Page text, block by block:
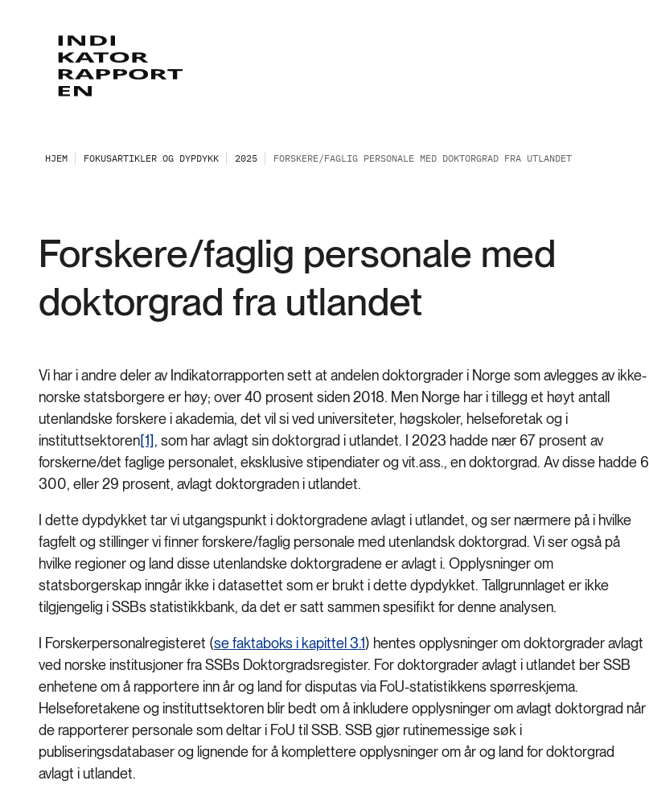
HJEM FOKUSARTIKLER OG DYPDYKK 2025 FORSKERE/FAGLIG PERSONALE MED DOKTORGRAD FRA UTLANDET
Forskere/faglig personale med
doktorgrad fra utlandet
Vi har i andre deler av Indikatorrapporten sett at andelen doktorgrader i Norge som avlegges av ikke-
norske statsborgere er høy; over 40 prosent siden 2018. Men Norge har i tillegg et høyt antall
utenlandske forskere i akademia, det vil si ved universiteter, høgskoler, helseforetak og i
instituttsektoren[1], som har avlagt sin doktorgrad i utlandet. I 2023 hadde nær 67 prosent av
forskerne/det faglige personalet, eksklusive stipendiater og vit.ass., en doktorgrad. Av disse hadde 6
300, eller 29 prosent, avlagt doktorgraden i utlandet.
I dette dypdykket tar vi utgangspunkt i doktorgradene avlagt i utlandet, og ser nærmere på i hvilke
fagfelt og stillinger vi finner forskere/faglig personale med utenlandsk doktorgrad. Vi ser også på
hvilke regioner og land disse utenlandske doktorgradene er avlagt i. Opplysninger om
statsborgerskap inngår ikke i datasettet som er brukt i dette dypdykket. Tallgrunnlaget er ikke
tilgjengelig i SSBs statistikkbank, da det er satt sammen spesifikt for denne analysen.
I Forskerpersonalregisteret (se faktaboks i kapittel 3.1) hentes opplysninger om doktorgrader avlagt
ved norske institusjoner fra SSBs Doktorgradsregister. For doktorgrader avlagt i utlandet ber SSB
enhetene om å rapportere inn år og land for disputas via FoU-statistikkens spørreskjema.
Helseforetakene og instituttsektoren blir bedt om å inkludere opplysninger om avlagt doktorgrad når
de rapporterer personale som deltar i FoU til SSB. SSB gjør rutinemessige søk i
publiseringsdatabaser og lignende for å komplettere opplysninger om år og land for doktorgrad
avlagt i utlandet.